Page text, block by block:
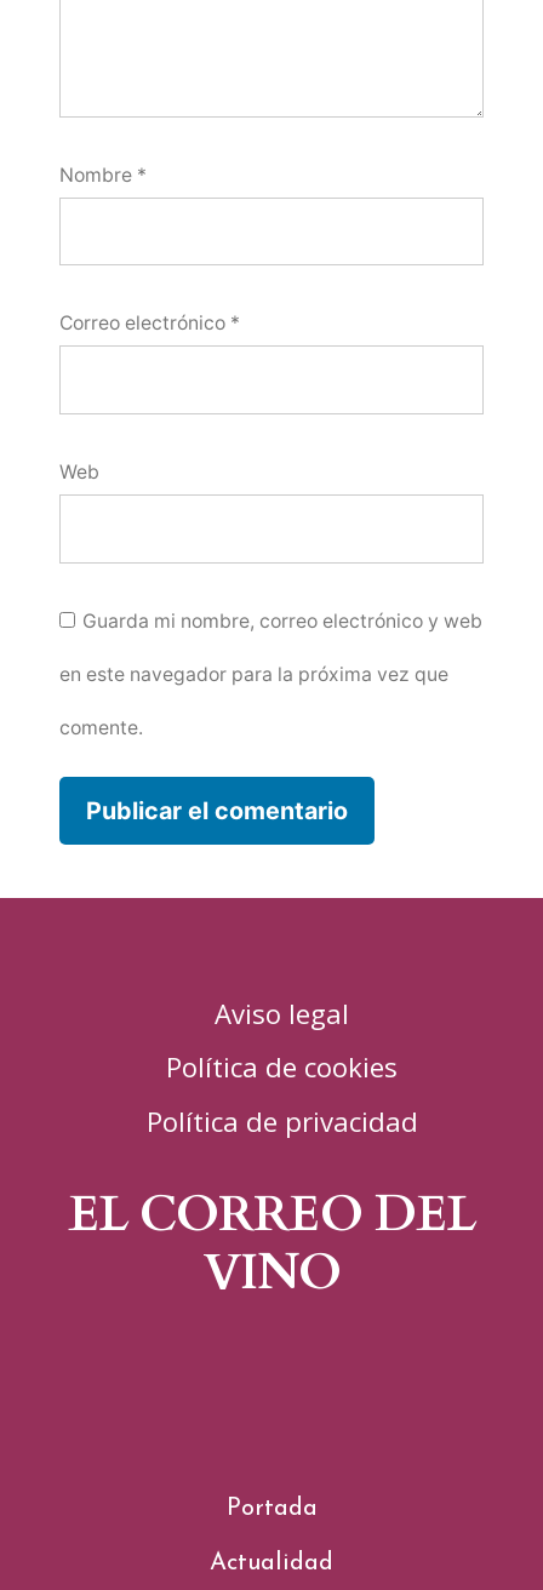
Nombre *
Correo electrónico *
Web
Guarda mi nombre, correo electrónico y web
en este navegador para la próxima vez que
comente.
Aviso legal
Política de cookies
Política de privacidad
EL CORREO DEL
VINO
Portada
Actualidad